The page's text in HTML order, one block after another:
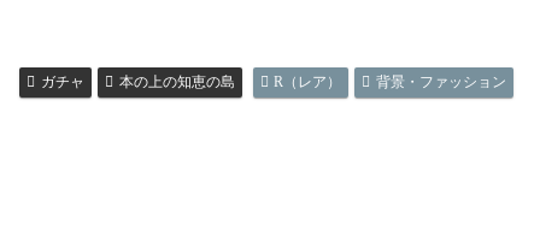
ガチャ 本の上の知恵の島 R（レア） 背景・ファッション